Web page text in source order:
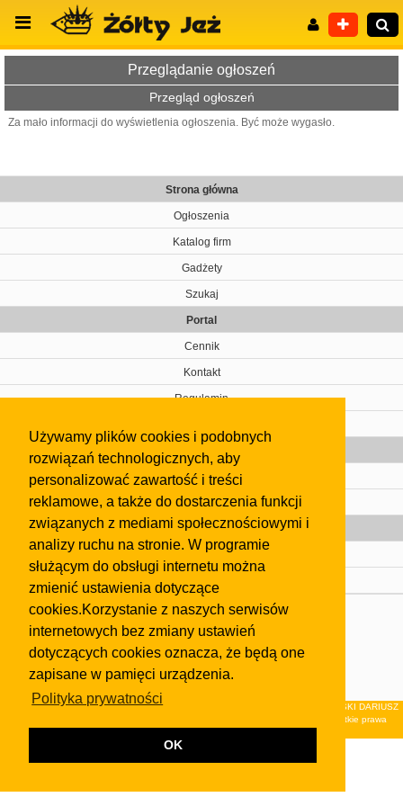
Używamy plików cookies i podobnych
rozwiązań technologicznych, aby
personalizować zawartość i treści
reklamowe, a także do dostarczenia funkcji
związanych z mediami społecznościowymi i
analizy ruchu na stronie. W programie
służącym do obsługi internetu można
zmienić ustawienia dotyczące
cookies.Korzystanie z naszych serwisów
internetowych bez zmiany ustawień
dotyczących cookies oznacza, że będą one
zapisane w pamięci urządzenia.
Polityka prywatności
OK
Przeglądanie ogłoszeń
Przegląd ogłoszeń
Za mało informacji do wyświetlenia ogłoszenia. Być może wygasło.
Strona główna
Ogłoszenia
Katalog firm
Gadżety
Szukaj
Portal
Cennik
Kontakt
Regulamin
Gazeta
Olkusz
Kontakt
Strefa dla biznesu
Biura nieruchomości
Dealerzy i autokomisy
Skontaktuj się z nami
regulaminuiPolityki Prywatności.
Klauzula FB
© 2026Wydawnictwo NEON sp. z o.o. (dawniej: FIRMA NEON MAREK KLUCZEWSKI DARIUSZ
KRAWCZYK s.c.) z siedzibą w Olkuszu, ul.Żuradzka 15, 32-300 Olkusz . Wszystkie prawa